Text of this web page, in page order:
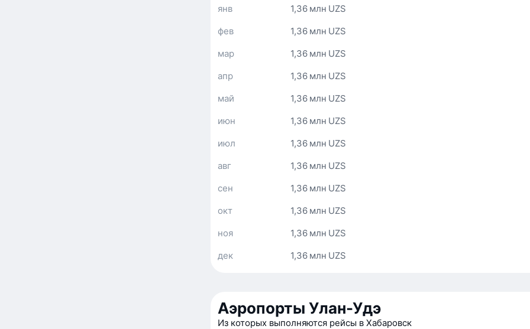
1,36 млн UZS
янв
1,36 млн UZS
фев
1,36 млн UZS
мар
1,36 млн UZS
апр
1,36 млн UZS
май
1,36 млн UZS
июн
1,36 млн UZS
июл
1,36 млн UZS
авг
1,36 млн UZS
сен
1,36 млн UZS
окт
1,36 млн UZS
ноя
1,36 млн UZS
дек
Аэропорты Улан-Удэ
Из которых выполняются рейсы в Хабаровск